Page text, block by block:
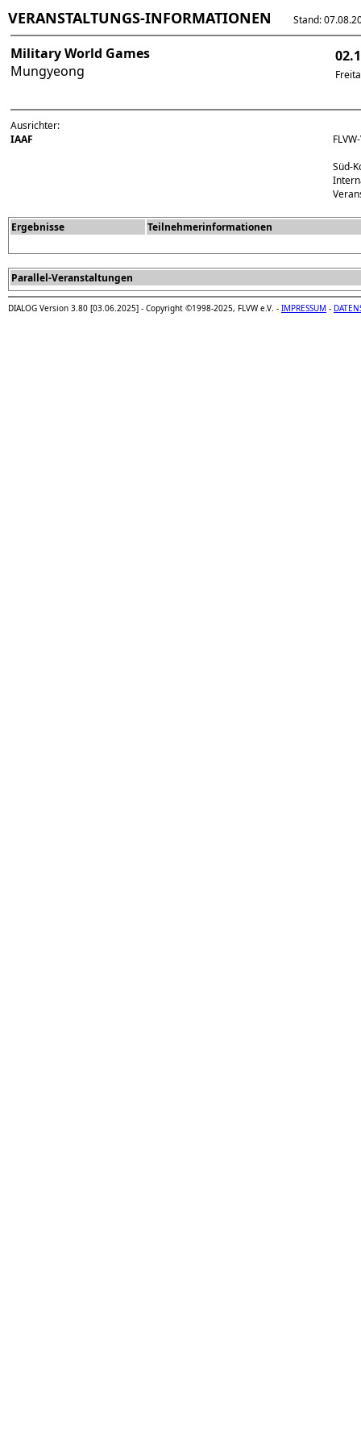
VERANSTALTUNGS-INFORMATIONEN Stand:
Military World Games
Mungyeong
Ausrichter:
IAAF
Süd-
Ergebnisse Teilnehmerinformationen
Parallel-Veranstaltungen
DIALOG Version 3.80 [03.06.2025] - Copyright ©1998-2025, FLVW e.V. - IMPRESSUM -